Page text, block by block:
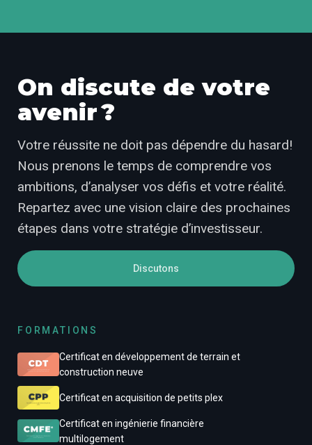
On discute de votre
avenir ?
Votre réussite ne doit pas dépendre du hasard!
Nous prenons le temps de comprendre vos
ambitions, d’analyser vos défis et votre réalité.
Repartez avec une vision claire des prochaines
étapes dans votre stratégie d’investisseur.
Discutons
FORMATIONS
Certificat en développement de terrain et
construction neuve
Certificat en acquisition de petits plex
Certificat en ingénierie financière
multilogement